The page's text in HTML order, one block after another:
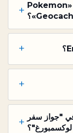
ما الفرق بين لعبة «Emblem» ولعبة «Pokemon +
+
+
في "جواز سفر
لوكسمبورغ"؟ +